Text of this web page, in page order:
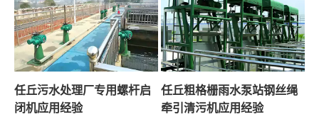
任丘污水处理厂专用螺杆启
闭机应用经验
任丘粗格栅雨水泵站钢丝绳
牵引清污机应用经验